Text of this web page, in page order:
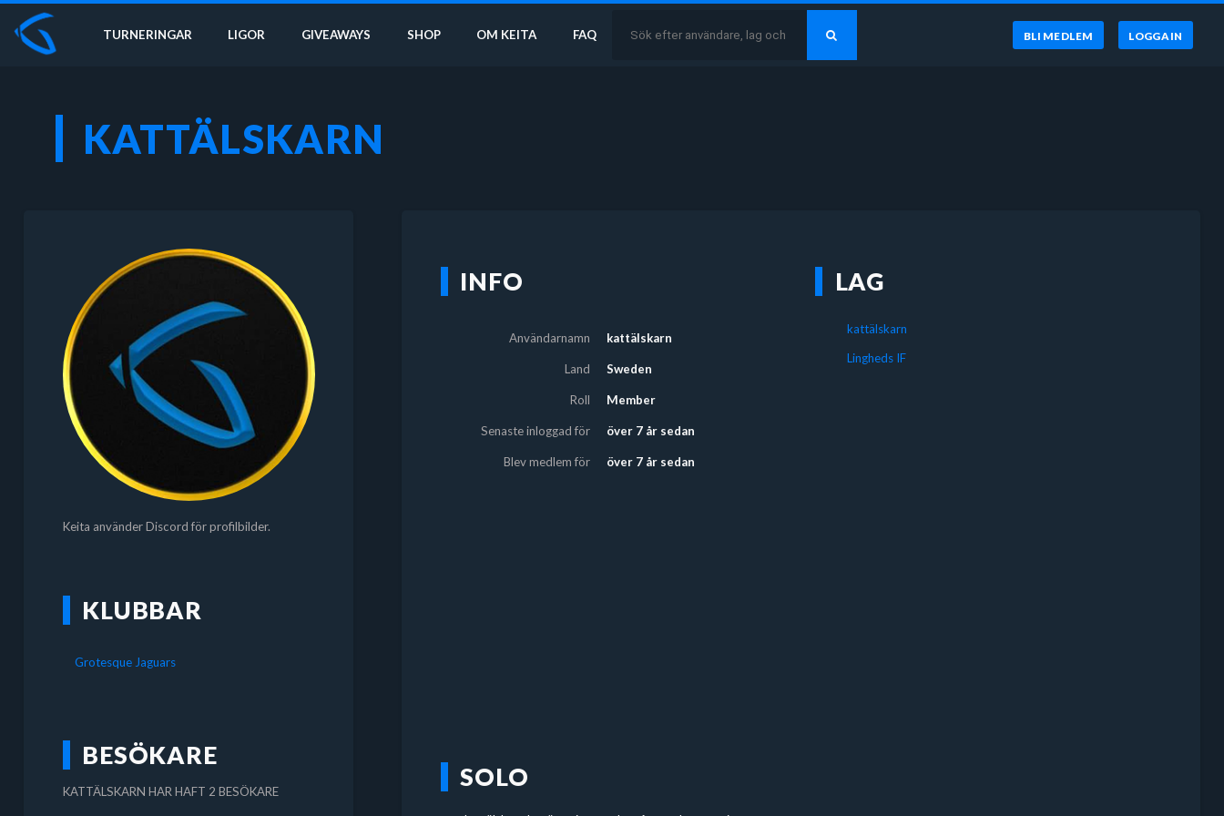
TURNERINGAR LIGOR GIVEAWAYS SHOP OM KEITA FAQ BLI MEDLEM LOGGA IN
KATTÄLSKARN
Keita använder Discord för profilbilder.
KLUBBAR
Grotesque Jaguars
BESÖKARE
KATTÄLSKARN HAR HAFT 2 BESÖKARE
INFO
Användarnamn kattälskarn
Land Sweden
Roll Member
Senaste inloggad för över 7 år sedan
Blev medlem för över 7 år sedan
LAG
kattälskarn
Lingheds IF
SOLO